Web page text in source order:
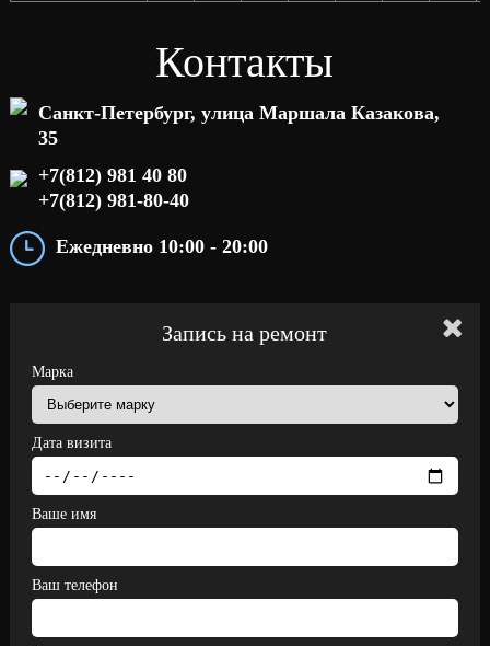
Контакты
Санкт-Петербург, улица Маршала Казакова,
35
+7(812) 981 40 80
+7(812) 981-80-40
Ежедневно 10:00 - 20:00
Запись на ремонт
Марка
Дата визита
Ваше имя
Ваш телефон